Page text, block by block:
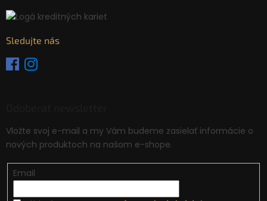
Sledujte nás
Vložte svoj e-mail a my Vám budeme zasielať informácie o
nových produktoch na našom e-shope.
Email